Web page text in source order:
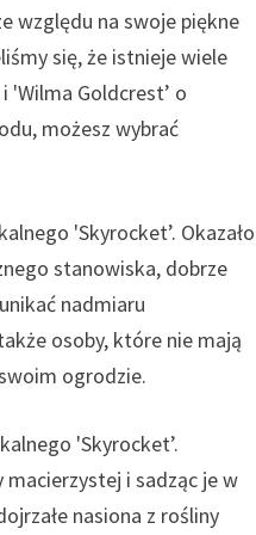
względu na swoje piękne
się, że istnieje wiele
'Wilma Goldcrest’ o
możesz wybrać
'Skyrocket’. Okazało
stanowiska, dobrze
nadmiaru
osoby, które nie mają
ogrodzie.
'Skyrocket’.
i sadząc je w
nasiona z rośliny